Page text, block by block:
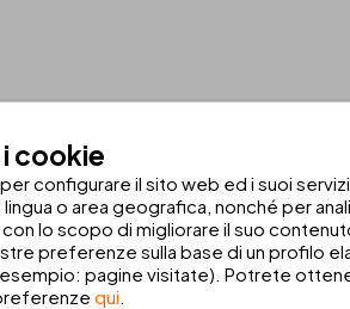
fronte mare sulla spiaggia di Sa Coma
e gruppi di amiciin cerca di relax sotto il
cookie
configurare il sito web ed i suoi servizi
o area geografica, nonché per
lo scopo di migliorare il suo
preferenze sulla base di un profilo
pagine visitate). Potrete
qui